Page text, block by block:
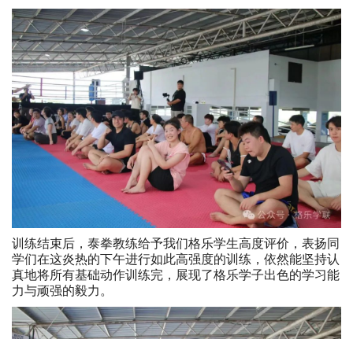
训练结束后，泰拳教练给予我们格乐学生高度评价，表扬同
学们在这炎热的下午进行如此高强度的训练，依然能坚持认
真地将所有基础动作训练完，展现了格乐学子出色的学习能
力与顽强的毅力。